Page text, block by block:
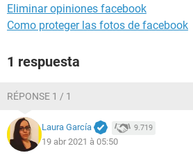
Eliminar opiniones facebook
Como proteger las fotos de facebook
1 respuesta
RÉPONSE 1 / 1
Laura García 9.719
19 abr 2021 à 05:50